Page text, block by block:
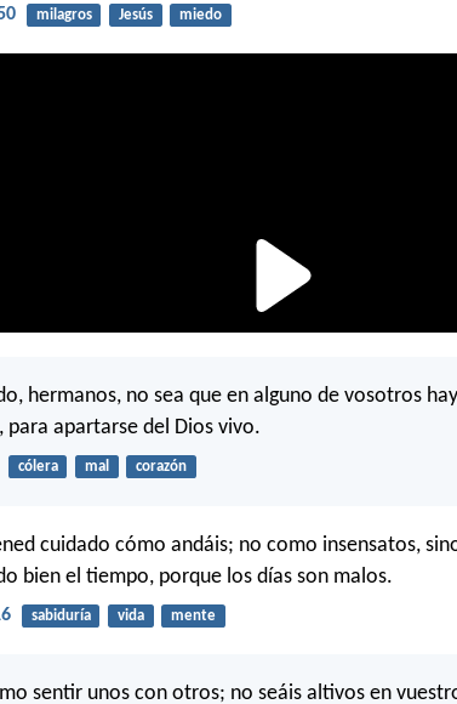
milagros Jesús miedo
hermanos, no sea que en alguno de vosotros
para apartarse del Dios vivo.
cólera mal corazón
cuidado cómo andáis; no como insensatos,
bien el tiempo, porque los días son malos.
sabiduría vida mente
sentir unos con otros; no seáis altivos en